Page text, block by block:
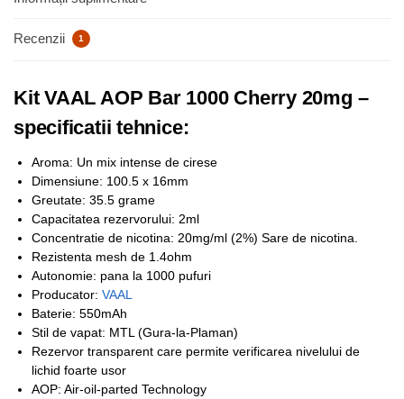
Recenzii 1
Kit VAAL AOP Bar 1000 Cherry 20mg –
specificatii tehnice:
Aroma: Un mix intense de cirese
Dimensiune: 100.5 x 16mm
Greutate: 35.5 grame
Capacitatea rezervorului: 2ml
Concentratie de nicotina: 20mg/ml (2%) Sare de nicotina.
Rezistenta mesh de 1.4ohm
Autonomie: pana la 1000 pufuri
Producator: VAAL
Baterie: 550mAh
Stil de vapat: MTL (Gura-la-Plaman)
Rezervor transparent care permite verificarea nivelului de
lichid foarte usor
AOP: Air-oil-parted Technology